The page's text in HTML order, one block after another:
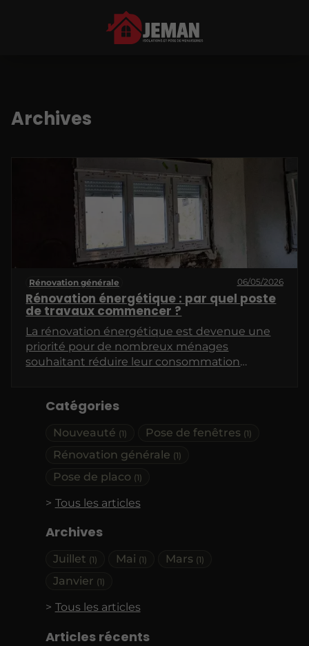
Catégories
Nouveauté (1) Pose de fenêtres (1)
Rénovation générale (1)
Pose de placo (1)
Tous les articles
Archives
Juillet (1) Mai (1) Mars (1)
Janvier (1)
Tous les articles
Articles récents
Archives
Rénovation générale 06/05/2026
Rénovation énergétique : par quel poste
de travaux commencer ?
La rénovation énergétique est devenue une
priorité pour de nombreux ménages
souhaitant réduire leur consommation
possibles, il est souvent difficile de déterminer
de faire le point sur les différents postes de
travaux à envisager, en vous orientant vers les